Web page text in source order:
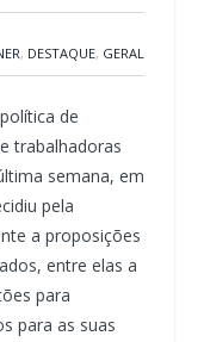
, DESTAQUE, GERAL
de
trabalhadoras
semana, em
pela
a proposições
entre elas a
para
para as suas